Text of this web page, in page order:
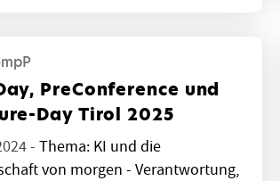
PreConference und
Day Tirol 2025
- Thema: KI und die
von morgen - Verantwortung,